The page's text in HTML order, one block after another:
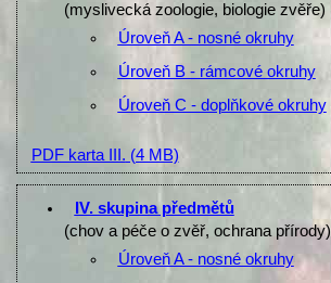
(myslivecká zoologie, biologie zvěře)
Úroveň A - nosné okruhy
Úroveň B - rámcové okruhy
Úroveň C - doplňkové okruhy
PDF karta III. (4 MB)
IV. skupina předmětů
(chov a péče o zvěř, ochrana přírody)
Úroveň A - nosné okruhy